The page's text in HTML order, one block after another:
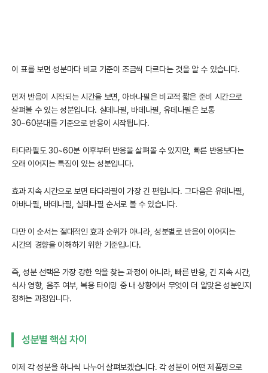
이 표를 보면 성분마다 비교 기준이 조금씩 다르다는 것을 알 수 있습니다.
먼저 반응이 시작되는 시간을 보면, 아바나필은 비교적 짧은 준비 시간으로
살펴볼 수 있는 성분입니다. 실데나필, 바데나필, 유데나필은 보통
30~60분대를 기준으로 반응이 시작됩니다.
타다라필도 30~60분 이후부터 반응을 살펴볼 수 있지만, 빠른 반응보다는
오래 이어지는 특징이 있는 성분입니다.
효과 지속 시간으로 보면 타다라필이 가장 긴 편입니다. 그다음은 유데나필,
아바나필, 바데나필, 실데나필 순서로 볼 수 있습니다.
다만 이 순서는 절대적인 효과 순위가 아니라, 성분별로 반응이 이어지는
시간의 경향을 이해하기 위한 기준입니다.
즉, 성분 선택은 가장 강한 약을 찾는 과정이 아니라, 빠른 반응, 긴 지속 시간,
식사 영향, 음주 여부, 복용 타이밍 중 내 상황에서 무엇이 더 알맞은 성분인지
정하는 과정입니다.
성분별 핵심 차이
이제 각 성분을 하나씩 나누어 살펴보겠습니다. 각 성분이 어떤 제품명으로